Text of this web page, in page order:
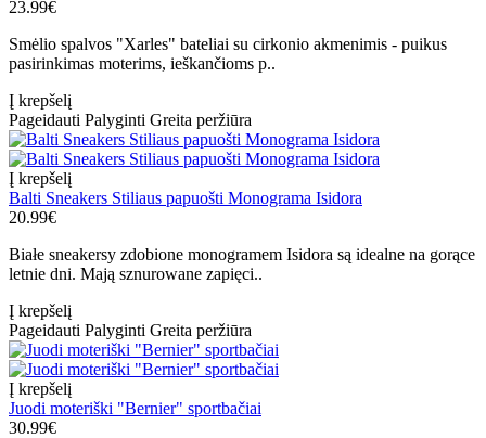
23.99€
Smėlio spalvos "Xarles" bateliai su cirkonio akmenimis - puikus
pasirinkimas moterims, ieškančioms p..
Į krepšelį
Pageidauti Palyginti Greita peržiūra
Į krepšelį
Balti Sneakers Stiliaus papuošti Monograma Isidora
20.99€
Białe sneakersy zdobione monogramem Isidora są idealne na gorące
letnie dni. Mają sznurowane zapięci..
Į krepšelį
Pageidauti Palyginti Greita peržiūra
Į krepšelį
Juodi moteriški "Bernier" sportbačiai
30.99€